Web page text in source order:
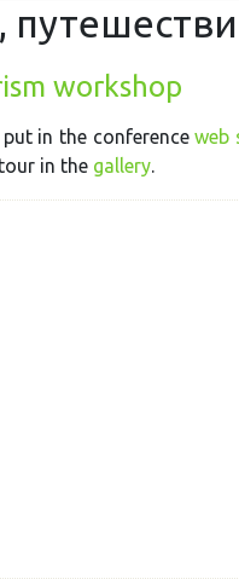
workshop
in the conferenceweb
in the gallery.